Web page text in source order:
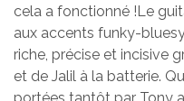
cela a fonctionné !Le
aux accents funky-
riche, précise et incisive
et de Jalil à la batterie.